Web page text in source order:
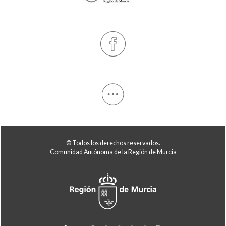
© Todos los derechos reservados.
Comunidad Autónoma de la Región de Murcia